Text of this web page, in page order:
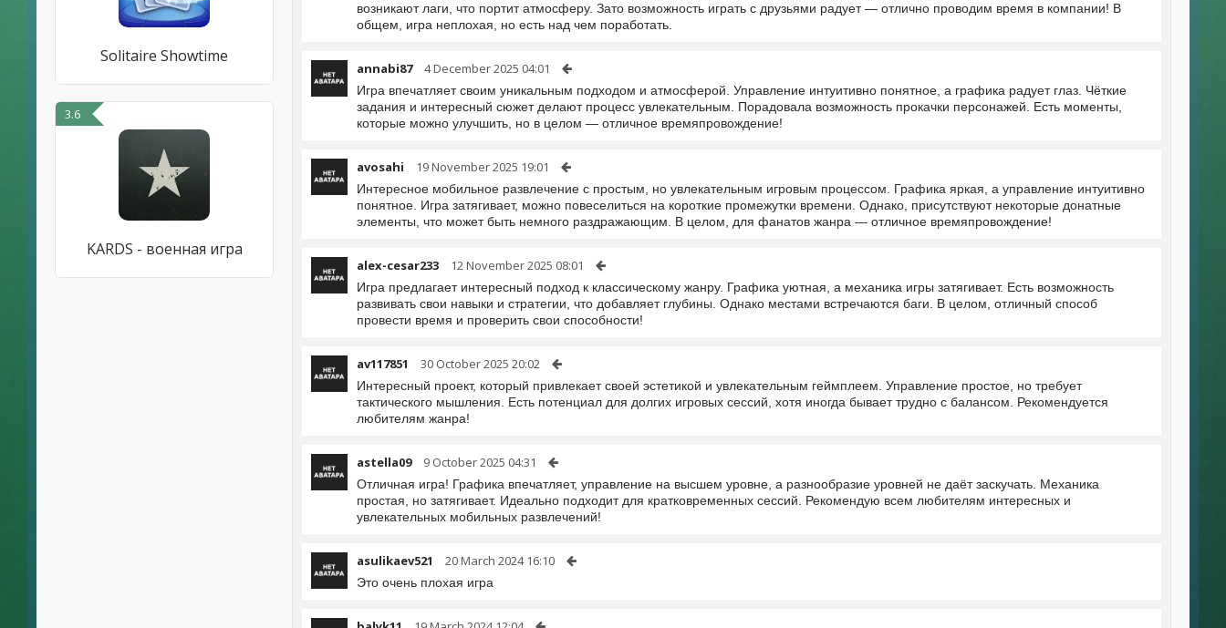
Solitaire Showtime
3.6
KARDS - военная игра
возникают лаги, что портит атмосферу. Зато возможность играть с друзьями радует — отлично проводим время в компании! В
общем, игра неплохая, но есть над чем поработать.
annabi87 4 December 2025 04:01
Игра впечатляет своим уникальным подходом и атмосферой. Управление интуитивно понятное, а графика радует глаз. Чёткие
задания и интересный сюжет делают процесс увлекательным. Порадовала возможность прокачки персонажей. Есть моменты,
которые можно улучшить, но в целом — отличное времяпровождение!
avosahi 19 November 2025 19:01
Интересное мобильное развлечение с простым, но увлекательным игровым процессом. Графика яркая, а управление интуитивно
понятное. Игра затягивает, можно повеселиться на короткие промежутки времени. Однако, присутствуют некоторые донатные
элементы, что может быть немного раздражающим. В целом, для фанатов жанра — отличное времяпровождение!
alex-cesar233 12 November 2025 08:01
Игра предлагает интересный подход к классическому жанру. Графика уютная, а механика игры затягивает. Есть возможность
развивать свои навыки и стратегии, что добавляет глубины. Однако местами встречаются баги. В целом, отличный способ
провести время и проверить свои способности!
av117851 30 October 2025 20:02
Интересный проект, который привлекает своей эстетикой и увлекательным геймплеем. Управление простое, но требует
тактического мышления. Есть потенциал для долгих игровых сессий, хотя иногда бывает трудно с балансом. Рекомендуется
любителям жанра!
astella09 9 October 2025 04:31
Отличная игра! Графика впечатляет, управление на высшем уровне, а разнообразие уровней не даёт заскучать. Механика
простая, но затягивает. Идеально подходит для кратковременных сессий. Рекомендую всем любителям интересных и
увлекательных мобильных развлечений!
asulikaev521 20 March 2024 16:10
Это очень плохая игра